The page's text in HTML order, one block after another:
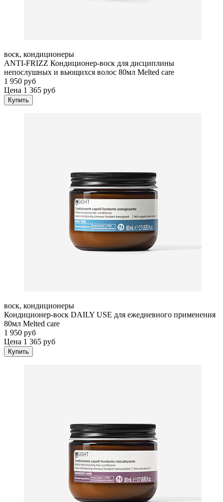
воск, кондиционеры
ANTI-FRIZZ Кондиционер-воск для дисциплины
непослушных и вьющихся волос 80мл Melted care
1 950 руб
Цена 1 365 руб
Купить
воск, кондиционеры
Кондиционер-воск DAILY USE для ежедневного применения
80мл Melted care
1 950 руб
Цена 1 365 руб
Купить